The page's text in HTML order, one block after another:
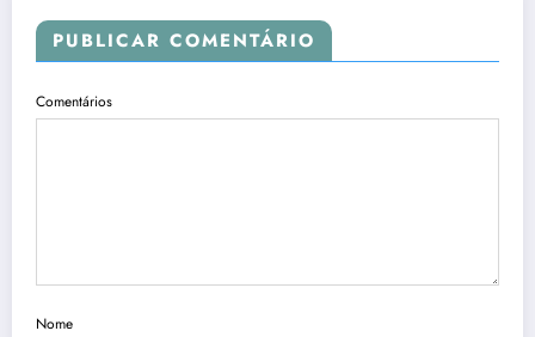
PUBLICAR COMENTÁRIO
Comentários
Nome